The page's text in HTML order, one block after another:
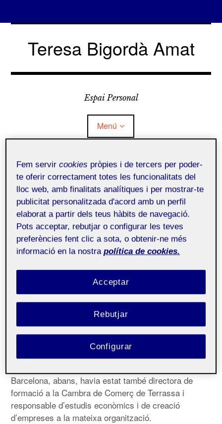
Vés
contingutTeresa Bigordà Amat
Espai Personal
Menú
Qui soc?
Què és Folio?
Qui soc?
Públic
Economista amb 20 anys d’experiència al capdavant
d’organitzacions educatives i escoles. Em dedico a
posar en valor la dimensió de la gestió a les escoles.
Actualment soc la responsable de l’Àrea de recursos
de l’Escola Pia de Catalunya. Del 2008 al 2020 vaig
ser la gerent de l’Escola Voramar de Barcelona, una
escola de dues línies des de P3 fins a Batxillerat
Internacional. Anteriorment vaig ser directora de
Barcelona, abans, havia estat també directora de
formació a la Cambra de Comerç de Terrassa i
responsable d’estudis econòmics i de creació
d’empreses a la mateixa organització.
Fem servircookies pròpies i de tercers per poder-
te oferir correctament totes les funcionalitats del
lloc web, amb finalitats analítiques i per mostrar-te
publicitat personalitzada d'acord amb un perfil
elaborat a partir dels teus hàbits de navegació.
Pots acceptar, rebutjar o configurar les teves
preferències fent clic a sota, o obtenir-ne més
informació en la nostra política de cookies.
Rebutjar
Acceptar
Configurar